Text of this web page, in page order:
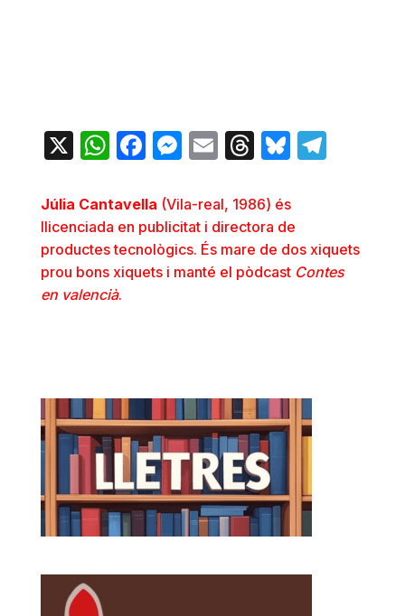
X WhatsApp
Facebook
Messenger
EmailThreads
Bluesky
Júlia Cantavella (Vila-real, 1986) és
llicenciada en publicitat i directora de
productes tecnològics. És mare de dos xiquets
prou bons xiquets i manté el pòdcast Contes
en valencià.